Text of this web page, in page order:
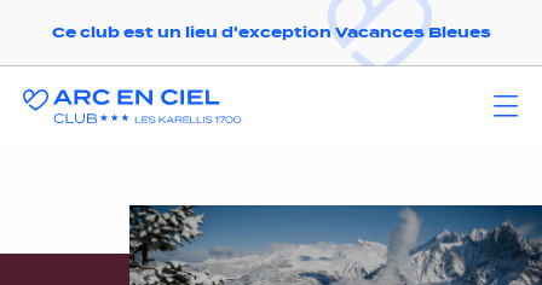
Ce club est un lieu d'exception Vacances Bleues